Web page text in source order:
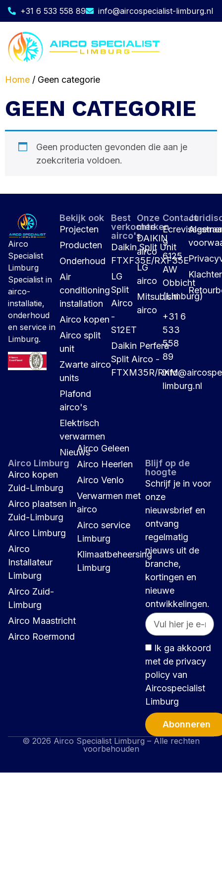
+31 6 533 558 89 info@aircospecialist-limburg.nl
Home / Geen categorie
GEEN CATEGORIE
Geen producten gevonden die aan je
zoekcriteria voldoen.
Airco
Specialist
Limburg
Specialist in
airco-
installatie,
onderhoud
en service in
Limburg.
Bekijk ook
Projecten
Producten
Onderhoud
Air
conditioning
installation
Airco kopen
Airco split
unit
Zwarte airco
units
Plafond
airco's
Elektrisch
verwarmen
Nieuws
Best
verkochte
airco's
Daikin Split Unit
FTXF35E/RXF35E
LG
Split
Airco
-
S12ET
Daikin Perfera
Split Airco -
FTXM35R/RXM
Onze
merken
DAIKIN
airco
LG
airco
Mitsubishi
airco
Contact
9
6125
AW
Obbicht
(Limburg)
+31 6
533
558
89
limburg.nl
Airco Limburg
Airco kopen
Zuid-Limburg
Airco plaatsen in
Zuid-Limburg
Airco Limburg
Airco
Installateur
Limburg
Airco Zuid-
Limburg
Airco Maastricht
Airco Roermond
Airco Geleen
Airco Heerlen
Airco Venlo
Verwarmen met
airco
Airco service
Limburg
Klimaatbeheersing
Limburg
Blijf op de
hoogte
Schrijf je in voor
onze
nieuwsbrief en
ontvang
regelmatig
nieuws uit de
branche,
kortingen en
nieuwe
ontwikkelingen.
Ik ga akkoord
met de privacy
policy van
Aircospecialist
Limburg
Abonneren
Alternative:
© 2026 Airco Specialist Limburg – Alle rechten
voorbehouden